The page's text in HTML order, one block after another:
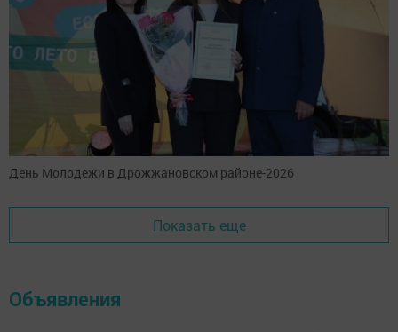
День Молодежи в Дрожжановском районе-2026
Показать еще
Объявления